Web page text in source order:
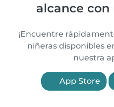
alcance con
¡Encuentre
niñeras disponibles
nuestra
App Store